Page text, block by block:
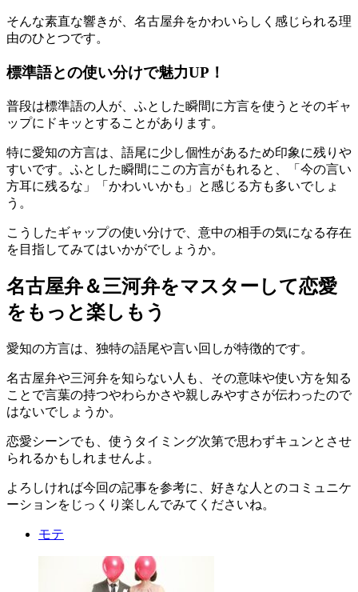
そんな素直な響きが、名古屋弁をかわいらしく感じられる理
由のひとつです。
標準語との使い分けで魅力UP！
普段は標準語の人が、ふとした瞬間に方言を使うとそのギャ
ップにドキッとすることがあります。
特に愛知の方言は、語尾に少し個性があるため印象に残りや
すいです。ふとした瞬間にこの方言がもれると、「今の言い
方耳に残るな」「かわいいかも」と感じる方も多いでしょ
う。
こうしたギャップの使い分けで、意中の相手の気になる存在
を目指してみてはいかがでしょうか。
名古屋弁＆三河弁をマスターして恋愛
をもっと楽しもう
愛知の方言は、独特の語尾や言い回しが特徴的です。
名古屋弁や三河弁を知らない人も、その意味や使い方を知る
ことで言葉の持つやわらかさや親しみやすさが伝わったので
はないでしょうか。
恋愛シーンでも、使うタイミング次第で思わずキュンとさせ
られるかもしれませんよ。
よろしければ今回の記事を参考に、好きな人とのコミュニケ
ーションをじっくり楽しんでみてくださいね。
モテ